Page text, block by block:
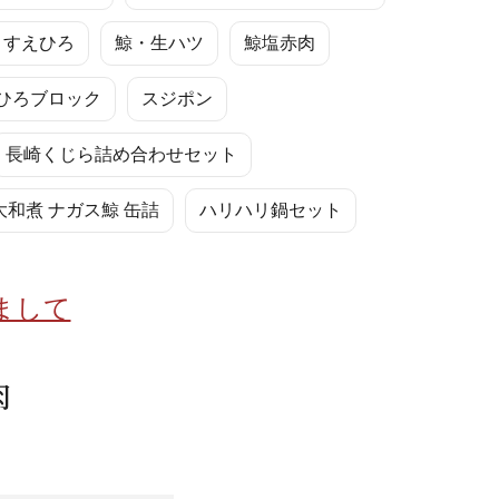
蜜 パン
寄せ 健康/美容
防災関連
えひろ 鯨・生ハツ 鯨塩赤肉
ろブロック スジポン
長崎くじら詰め合わせセット
和煮 ナガス鯨 缶詰 ハリハリ鍋セット
して